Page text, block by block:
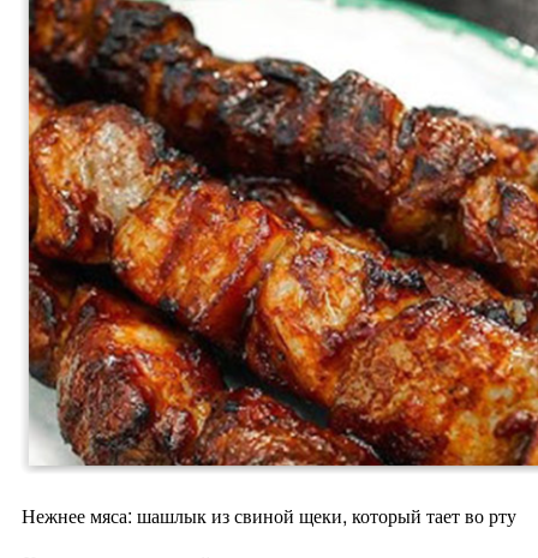
Нежнее мяса: шашлык из свиной щеки, который тает во рту